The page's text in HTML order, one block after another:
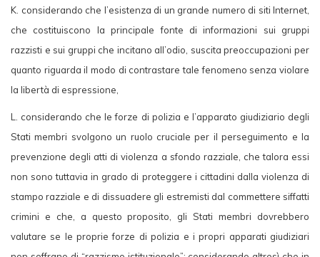
K. considerando che l’esistenza di un grande numero di siti Internet,
che costituiscono la principale fonte di informazioni sui gruppi
razzisti e sui gruppi che incitano all’odio, suscita preoccupazioni per
quanto riguarda il modo di contrastare tale fenomeno senza violare
la libertà di espressione,
L. considerando che le forze di polizia e l’apparato giudiziario degli
Stati membri svolgono un ruolo cruciale per il perseguimento e la
prevenzione degli atti di violenza a sfondo razziale, che talora essi
non sono tuttavia in grado di proteggere i cittadini dalla violenza di
stampo razziale e di dissuadere gli estremisti dal commettere siffatti
crimini e che, a questo proposito, gli Stati membri dovrebbero
valutare se le proprie forze di polizia e i propri apparati giudiziari